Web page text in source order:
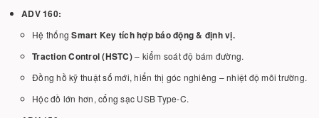
ADV 160:
Hệ thốngSmart Key tích hợp báo động & định vị.
Traction Control (HSTC)– kiểm soát độ bám đường.
Đồng hồ kỹ thuật số mới, hiển thị góc nghiêng – nhiệt độ môi trường.
Hộc đồ lớn hơn, cổng sạc USB Type-C.